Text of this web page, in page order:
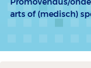
arts of (medisch)